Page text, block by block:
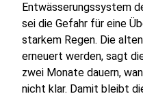
Entwässerungssystem
sei die Gefahr für eine
starkem Regen. Die
erneuert werden, sagt
zwei Monate dauern,
nicht klar. Damit bleibt